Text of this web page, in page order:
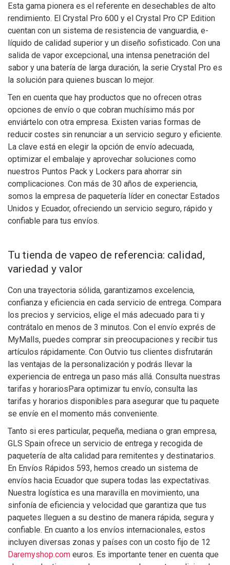
Esta gama pionera es el referente en desechables de alto
rendimiento. El Crystal Pro 600 y el Crystal Pro CP Edition
cuentan con un sistema de resistencia de vanguardia, e-
líquido de calidad superior y un diseño sofisticado. Con una
salida de vapor excepcional, una intensa penetración del
sabor y una batería de larga duración, la serie Crystal Pro es
la solución para quienes buscan lo mejor.
Ten en cuenta que hay productos que no ofrecen otras
opciones de envío o que cobran muchísimo más por
enviártelo con otra empresa. Existen varias formas de
reducir costes sin renunciar a un servicio seguro y eficiente.
La clave está en elegir la opción de envío adecuada,
optimizar el embalaje y aprovechar soluciones como
nuestros Puntos Pack y Lockers para ahorrar sin
complicaciones. Con más de 30 años de experiencia,
somos la empresa de paquetería líder en conectar Estados
Unidos y Ecuador, ofreciendo un servicio seguro, rápido y
confiable para tus envíos.
Tu tienda de vapeo de referencia: calidad,
variedad y valor
Con una trayectoria sólida, garantizamos excelencia,
confianza y eficiencia en cada servicio de entrega. Compara
los precios y servicios, elige el más adecuado para ti y
contrátalo en menos de 3 minutos. Con el envío exprés de
MyMalls, puedes comprar sin preocupaciones y recibir tus
artículos rápidamente. Con Outvio tus clientes disfrutarán
las ventajas de la personalización y podrás llevar la
experiencia de entrega un paso más allá. Consulta nuestras
tarifas y horariosPara optimizar tu envío, consulta las
tarifas y horarios disponibles para asegurar que tu paquete
se envíe en el momento más conveniente.
Tanto si eres particular, pequeña, mediana o gran empresa,
GLS Spain ofrece un servicio de entrega y recogida de
paquetería de alta calidad para remitentes y destinatarios.
En Envíos Rápidos 593, hemos creado un sistema de
envíos hacia Ecuador que supera todas las expectativas.
Nuestra logística es una maravilla en movimiento, una
sinfonía de eficiencia y velocidad que garantiza que tus
paquetes lleguen a su destino de manera rápida, segura y
confiable. En cuanto a los envíos internacionales, estos
incluyen diversas zonas y países con un costo fijo de 12
Daremyshop.com euros. Es importante tener en cuenta que